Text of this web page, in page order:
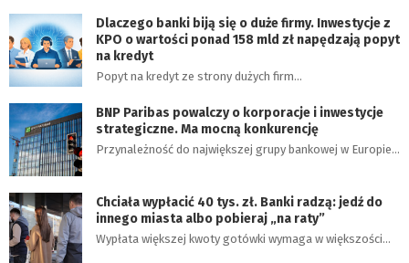
Dlaczego banki biją się o duże firmy. Inwestycje z
KPO o wartości ponad 158 mld zł napędzają popyt
na kredyt
Popyt na kredyt ze strony dużych firm…
BNP Paribas powalczy o korporacje i inwestycje
strategiczne. Ma mocną konkurencję
Przynależność do największej grupy bankowej w Europie…
Chciała wypłacić 40 tys. zł. Banki radzą: jedź do
innego miasta albo pobieraj „na raty”
Wypłata większej kwoty gotówki wymaga w większości…